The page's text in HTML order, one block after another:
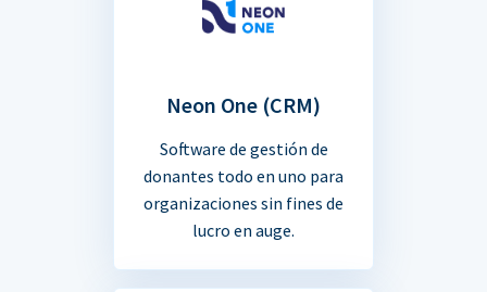
Neon One (CRM)
Software de gestión de
donantes todo en uno para
organizaciones sin fines de
lucro en auge.